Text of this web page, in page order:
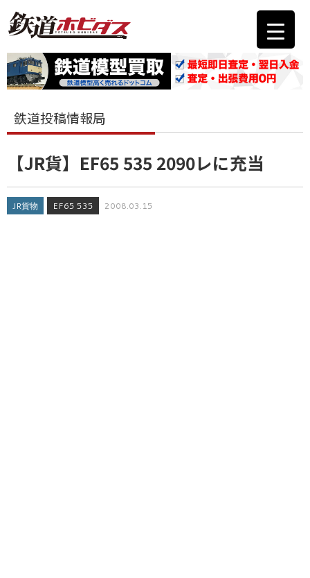
鉄道投稿情報局
【JR貨】EF65 535 2090レに充当
JR貨物 EF65 535 2008.03.15